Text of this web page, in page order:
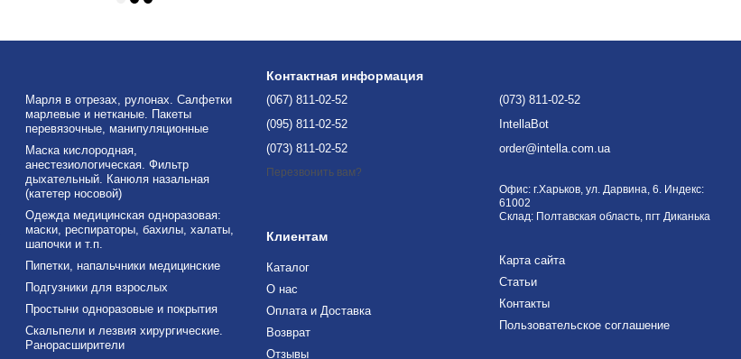
Марля в отрезах, рулонах. Салфетки
марлевые и нетканые. Пакеты
перевязочные, манипуляционные
Маска кислородная,
анестезиологическая. Фильтр
дыхательный. Канюля назальная
(катетер носовой)
Одежда медицинская одноразовая:
маски, респираторы, бахилы, халаты,
шапочки и т.п.
Пипетки, напальчники медицинские
Подгузники для взрослых
Простыни одноразовые и покрытия
Скальпели и лезвия хирургические.
Ранорасширители
Контактная информация
(067) 811-02-52
(095) 811-02-52
(073) 811-02-52
Перезвонить вам?
(073) 811-02-52
IntellaBot
order@intella.com.ua
Офис: г.Харьков, ул. Дарвина, 6. Индекс:
61002
Склад: Полтавская область, пгт Диканька
Клиентам
Каталог
О нас
Оплата и Доставка
Возврат
Отзывы
Карта сайта
Статьи
Контакты
Пользовательское соглашение